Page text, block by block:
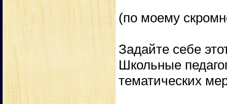
(по моему
Задайте себе
Школьные
тематических